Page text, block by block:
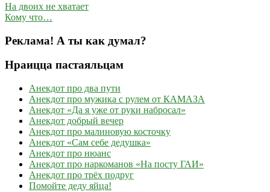
На двоих не хватает
Кому что…
Реклама! А ты как думал?
Нраицца пастаяльцам
Анекдот про два пути
Анекдот про мужика с рулем от КАМАЗА
Анекдот «Да я уже от руки набросал»
Анекдот добрый вечер
Анекдот про малиновую косточку
Анекдот «Сам себе дедушка»
Анекдот про нюанс
Анекдот про наркоманов «На посту ГАИ»
Анекдот про трёх подруг
Помойте деду яйца!